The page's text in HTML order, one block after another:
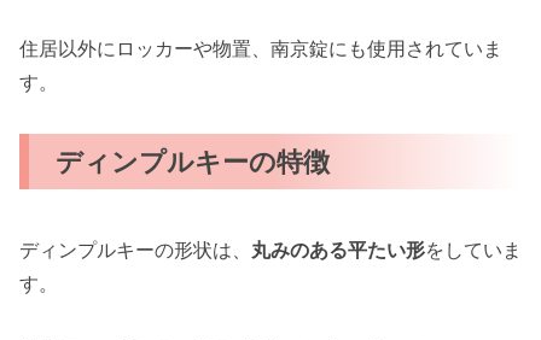
住居以外にロッカーや物置、南京錠にも使用されていま
す。
ディンプルキーの特徴
ディンプルキーの形状は、 丸みのある平たい形をしていま
す。